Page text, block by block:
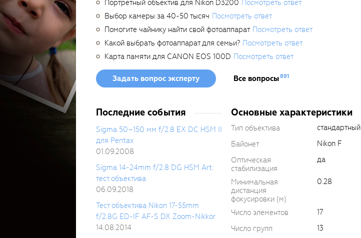
Портретный объектив для Nikon D3200 Посмотреть ответ
Выбор камеры за 40-50 тысяч Посмотреть ответ
Помогите чайнику найти свой фотоаппарат Посмотреть ответ
Какой выбрать фотоаппарат для семьи? Посмотреть ответ
Карта памяти для CANON EOS 100D Посмотреть ответ
Задать вопрос эксперту Все вопросы891
Последние события
Sigma 50–150 мм f/2.8 EX DC HSM II
для Pentax
01.09.2008
Sigma 14-24mm f/2.8 DG HSM Art:
тест объектива
06.09.2018
Тест объектива Nikon 17-55mm
f/2.8G ED-IF AF-S DX Zoom-Nikkor
14.08.2014
Основные характеристики
Тип объектива
стандартный
Байонет
Nikon F
Оптическая
стабилизация
да
Минимальная
дистанция
фокусировки (м)
0.28
Число элементов
17
Число групп
13